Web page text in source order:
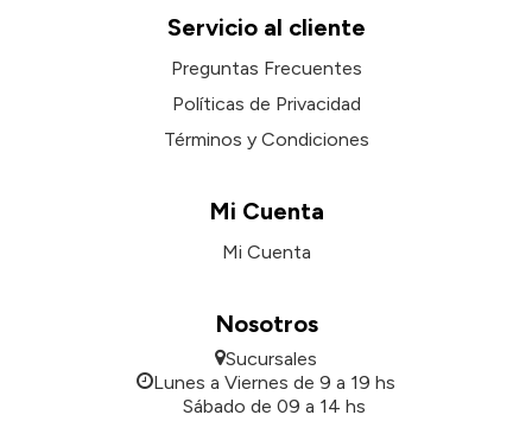
Servicio al cliente
Preguntas Frecuentes
Políticas de Privacidad
Términos y Condiciones
Mi Cuenta
Mi Cuenta
Nosotros
Sucursales
Lunes a Viernes de 9 a 19 hs
Sábado de 09 a 14 hs